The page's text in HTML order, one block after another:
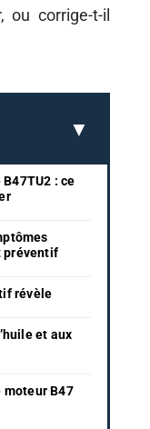
ou corrige-t-il
: ce
préventif
révèle
et aux
moteur B47